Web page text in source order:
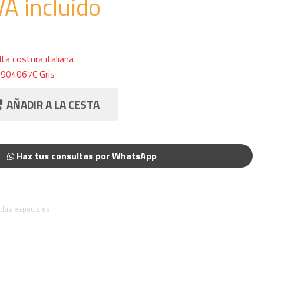
incluído
costura italiana
Gris
AÑADIR A LA CESTA
Haz tus consultas por WhatsApp
especiales